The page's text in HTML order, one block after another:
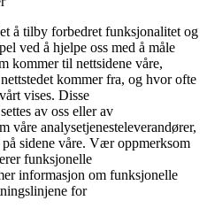
å tilby forbedret funksjonalitet og
ved å hjelpe oss med å måle
kommer til nettsidene våre,
kommer fra, og hvor ofte
vises. Disse
av oss eller av
våre analysetjenesteleverandører,
sidene våre. Vær oppmerksom
funksjonelle
informasjon om funksjonelle
for